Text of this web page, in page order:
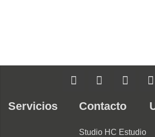
Servicios Contacto
Studio HC Estudio